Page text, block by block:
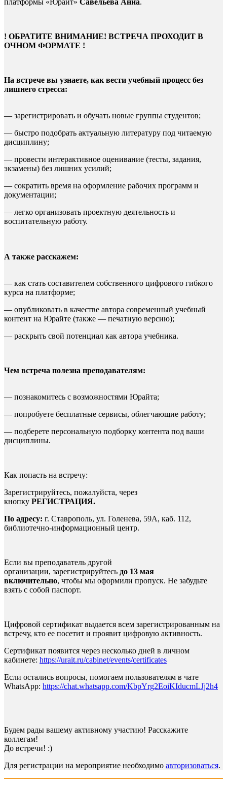
! ОБРАТИТЕ ВНИМАНИЕ! ВСТРЕЧА ПРОХОДИТ В
ОЧНОМ ФОРМАТЕ !
На встрече вы узнаете, как вести учебный процесс без
лишнего стресса:
— зарегистрировать и обучать новые группы студентов;
— быстро подобрать актуальную литературу под читаемую
дисциплину;
— провести интерактивное оценивание (тесты, задания,
экзамены) без лишних усилий;
— сократить время на оформление рабочих программ и
документации;
— легко организовать проектную деятельность и
воспитательную работу.
А также расскажем:
— как стать составителем собственного цифрового гибкого
курса на платформе;
— опубликовать в качестве автора современный учебный
контент на Юрайте (также — печатную версию);
— раскрыть свой потенциал как автора учебника.
Чем встреча полезна преподавателям:
— познакомитесь с возможностями Юрайта;
— попробуете бесплатные сервисы, облегчающие работу;
— подберете персональную подборку контента под ваши
дисциплины.
Как попасть на встречу:
Зарегистрируйтесь, пожалуйста, через
кнопку РЕГИСТРАЦИЯ.
По адресу: г. Ставрополь, ул. Голенева, 59А, каб. 112,
библиотечно-информационный центр.
Если вы преподаватель другой
организации, зарегистрируйтесь до 13 мая
включительно, чтобы мы оформили пропуск. Не забудьте
взять с собой паспорт.
Цифровой сертификат выдается всем зарегистрированным на
встречу, кто ее посетит и проявит цифровую активность.
Сертификат появится через несколько дней в личном
кабинете: https://urait.ru/cabinet/events/certificates
Если остались вопросы, помогаем пользователям в чате
WhatsApp: https://chat.whatsapp.com/KbpYrg2EoiKIducmLJj2h4
Будем рады вашему активному участию! Расскажите
коллегам!
До встречи! :)
Для регистрации на мероприятие необходимо авторизоваться.